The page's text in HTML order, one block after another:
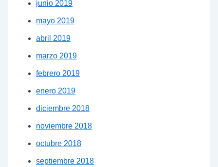
junio 2019
mayo 2019
abril 2019
marzo 2019
febrero 2019
enero 2019
diciembre 2018
noviembre 2018
octubre 2018
septiembre 2018